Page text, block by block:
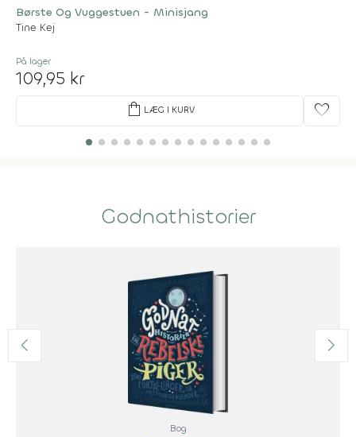
Børste Og Vuggestuen - Minisjang
Tine Kej
På lager
109,95 kr
shopping_bag LÆG I KURV favorite
Godnathistorier
Bog